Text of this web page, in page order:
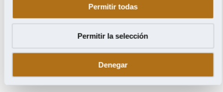
Permitir todas
Permitir la selección
Denegar